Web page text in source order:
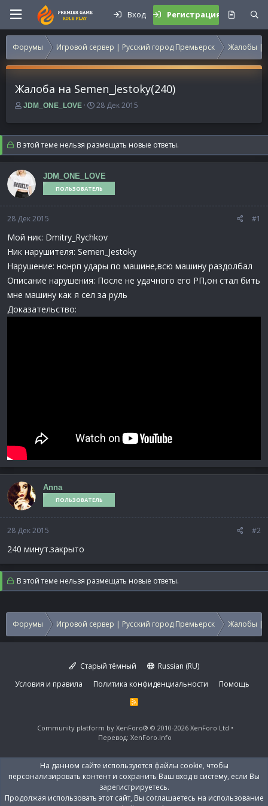
Вход Регистрация
Форумы Игровой сервер | Русский город Премьерск Жалобы |
Жалоба на Semen_Jestoky(240)
А
т
о
р
т
е
м
ы
JDM_ONE_LOVE
Д
т
а
н
а
а
л
28 Дек 2015
В этой теме нельзя размещать новые ответы.
JDM_ONE_LOVE
ПОЛЬЗОВАТЕЛЬ
28 Дек 2015 #1
Мой ник: Dmitry_Rychkov
Ник нарушителя: Semen_Jestoky
Нарушение: нонрп удары по машине,всю машину раздолбал
Описание нарушения: После не удачного его РП,он стал бить
мне машину как я сел за руль
Доказательство:
Anna
ПОЛЬЗОВАТЕЛЬ
28 Дек 2015 #2
240 минут.закрыто
В этой теме нельзя размещать новые ответы.
Форумы Игровой сервер | Русский город Премьерск Жалобы |
Старый тёмный
Russian (RU)
Условия и правила
Политика конфиденциальности Помощь
R
Community platform by XenForo® © 2010-2026 XenForo Ltd
Перевод: XenForo.Info
На данном сайте используются файлы cookie, чтобы
персонализировать контент и сохранить Ваш вход в систему, если Вы
зарегистрируетесь.
Продолжая использовать этот сайт, Вы соглашаетесь на использование